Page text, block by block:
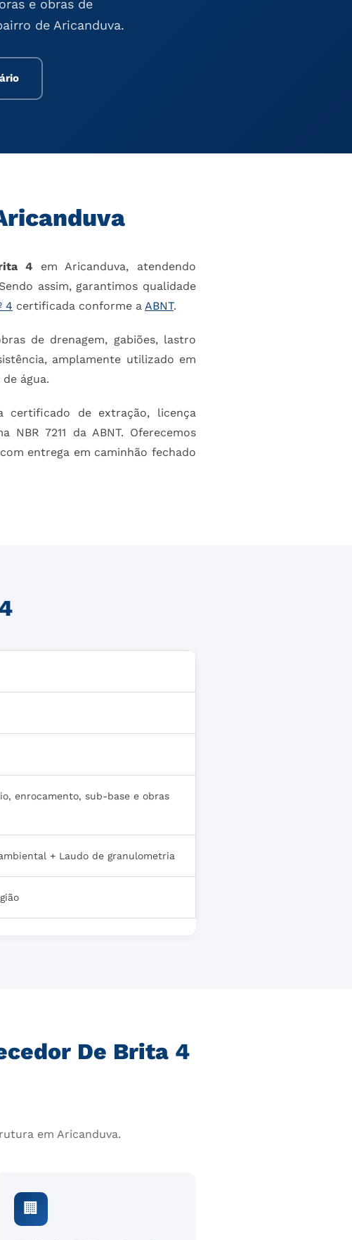
e obras de
de Aricanduva.
4 em Aricanduva, atendendo
assim, garantimos qualidade
4 certificada conforme a ABNT.
de drenagem, gabiões, lastro
amplamente utilizado em
água.
certificado de extração, licença
7211 da ABNT. Oferecemos
entrega em caminhão fechado
enrocamento, sub-base e obras
+ Laudo de granulometria
De Brita 4
em Aricanduva.
🏢